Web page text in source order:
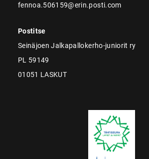
fennoa.506159@erin.posti.com
Postitse
Seinäjoen Jalkapallokerho-juniorit ry
PL 59149
01051 LASKUT